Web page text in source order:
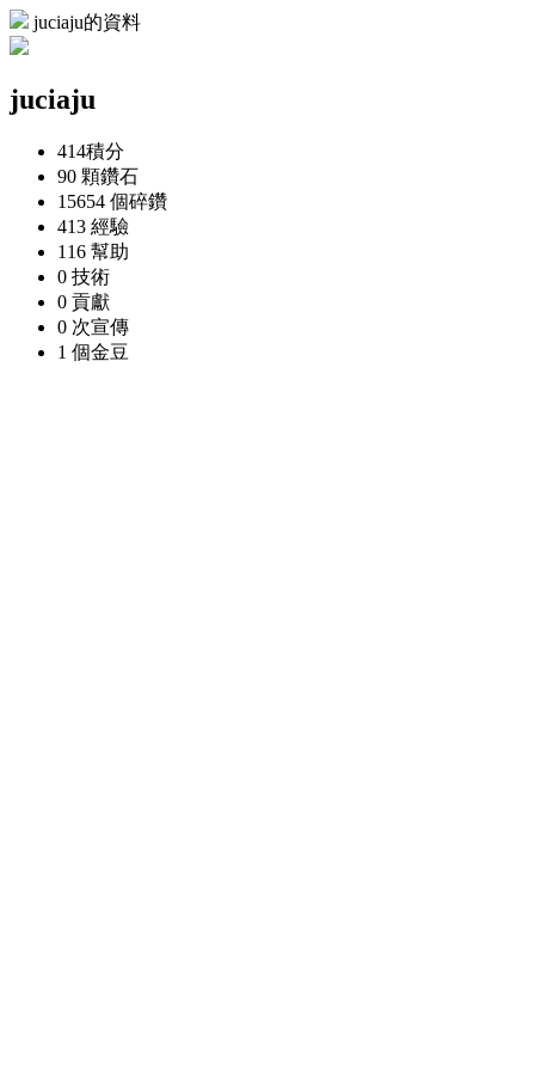
juciaju的資料
juciaju
414積分
90 顆鑽石
15654 個碎鑽
413 經驗
116 幫助
0 技術
0 貢獻
0 次宣傳
1 個金豆